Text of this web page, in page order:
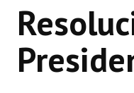
CONCEJO
Bloques Políticos